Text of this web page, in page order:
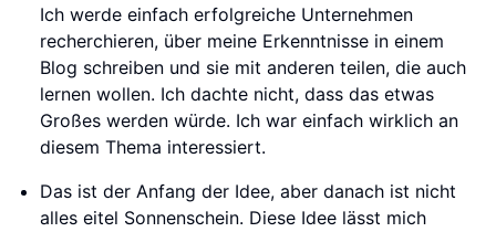
Ich werde einfach erfolgreiche Unternehmen
recherchieren, über meine Erkenntnisse in einem
Blog schreiben und sie mit anderen teilen, die auch
lernen wollen. Ich dachte nicht, dass das etwas
Großes werden würde. Ich war einfach wirklich an
diesem Thema interessiert.
Das ist der Anfang der Idee, aber danach ist nicht
alles eitel Sonnenschein. Diese Idee lässt mich